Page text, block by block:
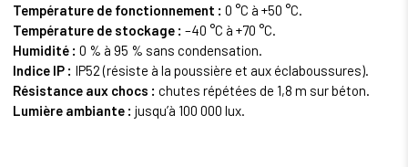
Température de fonctionnement : 0 °C à +50 °C.
Température de stockage : –40 °C à +70 °C.
Humidité : 0 % à 95 % sans condensation.
Indice IP : IP52 (résiste à la poussière et aux éclaboussures).
Résistance aux chocs : chutes répétées de 1,8 m sur béton.
Lumière ambiante : jusqu’à 100 000 lux.